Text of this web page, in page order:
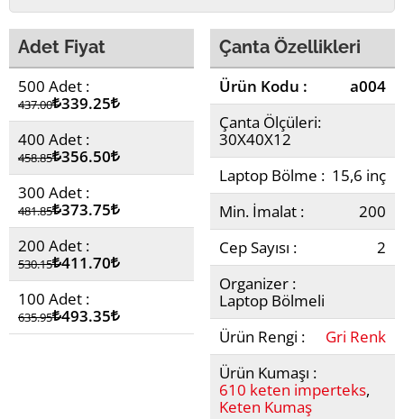
Adet Fiyat
500 Adet :
437.00 Lira
339.25
400 Adet :
458.85 Lira
356.50
300 Adet :
481.85 Lira
373.75
200 Adet :
530.15 Lira
411.70
100 Adet :
635.95 Lira
493.35
Çanta Özellikleri
Ürün Kodu :
a004
Çanta Ölçüleri:
30X40X12
Laptop Bölme : 15,6 inç
Min. İmalat :
200
Cep Sayısı :
2
Organizer :
Laptop Bölmeli
Ürün Rengi :
Gri Renk
Ürün Kumaşı :
610 keten imperteks,
Keten Kumaş